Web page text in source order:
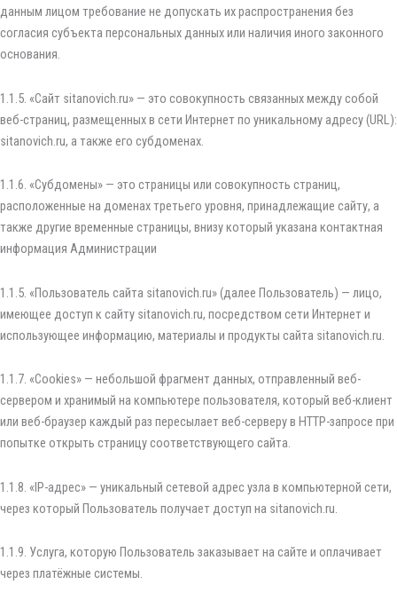
данным лицом требование не допускать их распространения без
согласия субъекта персональных данных или наличия иного законного
основания.
1.1.5. «Сайт sitanovich.ru» — это совокупность связанных между собой
веб-страниц, размещенных в сети Интернет по уникальному адресу (URL):
sitanovich.ru, а также его субдоменах.
1.1.6. «Субдомены» — это страницы или совокупность страниц,
расположенные на доменах третьего уровня, принадлежащие сайту, а
также другие временные страницы, внизу который указана контактная
информация Администрации
1.1.5. «Пользователь сайта sitanovich.ru» (далее Пользователь) — лицо,
имеющее доступ к сайту sitanovich.ru, посредством сети Интернет и
использующее информацию, материалы и продукты сайта sitanovich.ru.
1.1.7. «Cookies» — небольшой фрагмент данных, отправленный веб-
сервером и хранимый на компьютере пользователя, который веб-клиент
или веб-браузер каждый раз пересылает веб-серверу в HTTP-запросе при
попытке открыть страницу соответствующего сайта.
1.1.8. «IP-адрес» — уникальный сетевой адрес узла в компьютерной сети,
через который Пользователь получает доступ на sitanovich.ru.
1.1.9. Услуга, которую Пользователь заказывает на сайте и оплачивает
через платёжные системы.